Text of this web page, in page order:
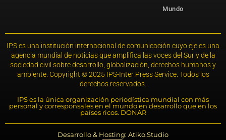
Mundo
IPS es una institución internacional de comunicación cuyo eje es una
agencia mundial de noticias que amplifica las voces del Sur y de la
sociedad civil sobre desarrollo, globalización, derechos humanos y
ambiente. Copyright © 2025 IPS-Inter Press Service. Todos los
derechos reservados.
IPS es la única organización periodística mundial con más
personal y corresponsales en el mundo en desarrollo que en los
países ricos. DONAR
Desarrollo & Hosting: Atiko.Studio